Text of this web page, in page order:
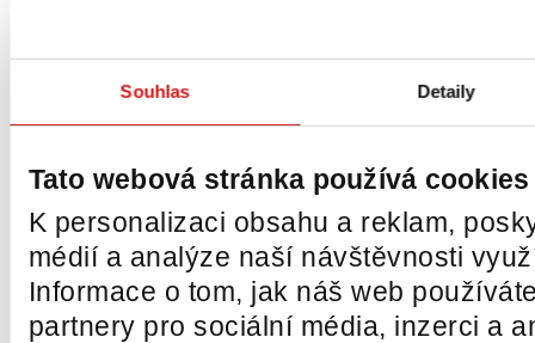
Souhlas Detaily
Tato webová stránka používá cookies
K personalizaci obsahu a reklam,
médií a analýze naší návštěvnosti
Informace o tom, jak náš web
partnery pro sociální média, inzerci a